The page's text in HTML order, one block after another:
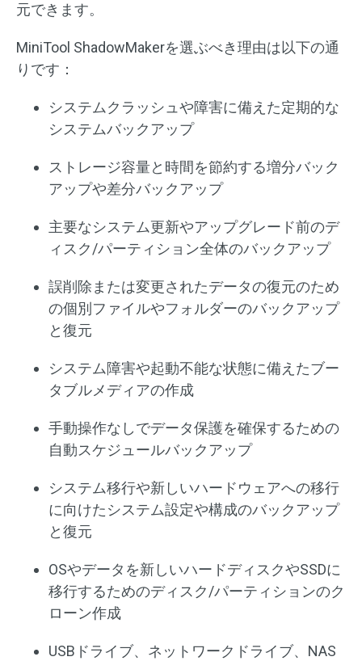
元できます。
MiniTool ShadowMakerを選ぶべき理由は以下の通
りです：
システムクラッシュや障害に備えた定期的な
システムバックアップ
ストレージ容量と時間を節約する増分バック
アップや差分バックアップ
主要なシステム更新やアップグレード前のデ
ィスク/パーティション全体のバックアップ
誤削除または変更されたデータの復元のため
の個別ファイルやフォルダーのバックアップ
と復元
システム障害や起動不能な状態に備えたブー
タブルメディアの作成
手動操作なしでデータ保護を確保するための
自動スケジュールバックアップ
システム移行や新しいハードウェアへの移行
に向けたシステム設定や構成のバックアップ
と復元
OSやデータを新しいハードディスクやSSDに
移行するためのディスク/パーティションのク
ローン作成
USBドライブ、ネットワークドライブ、NAS